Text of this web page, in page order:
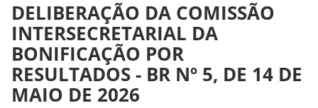
DELIBERAÇÃO DA COMISSÃO
INTERSECRETARIAL DA
BONIFICAÇÃO POR
RESULTADOS - BR Nº 5, DE 14 DE
MAIO DE 2026